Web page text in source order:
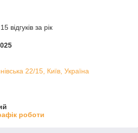
відгуків за рік
22/15, Київ, Україна
роботи